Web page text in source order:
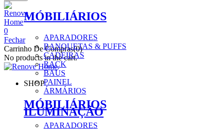
MÓBILIÁRIOS
APARADORES
BANQUETAS & PUFFS
CADEIRAS
RACK
BAÚS
PAINEL
ÁRMÁRIOS
ILUMINAÇÃO
0
Fechar
Carrinho De Compras(0)
No products in the cart.
SHOP
MÓBILIÁRIOS
APARADORES